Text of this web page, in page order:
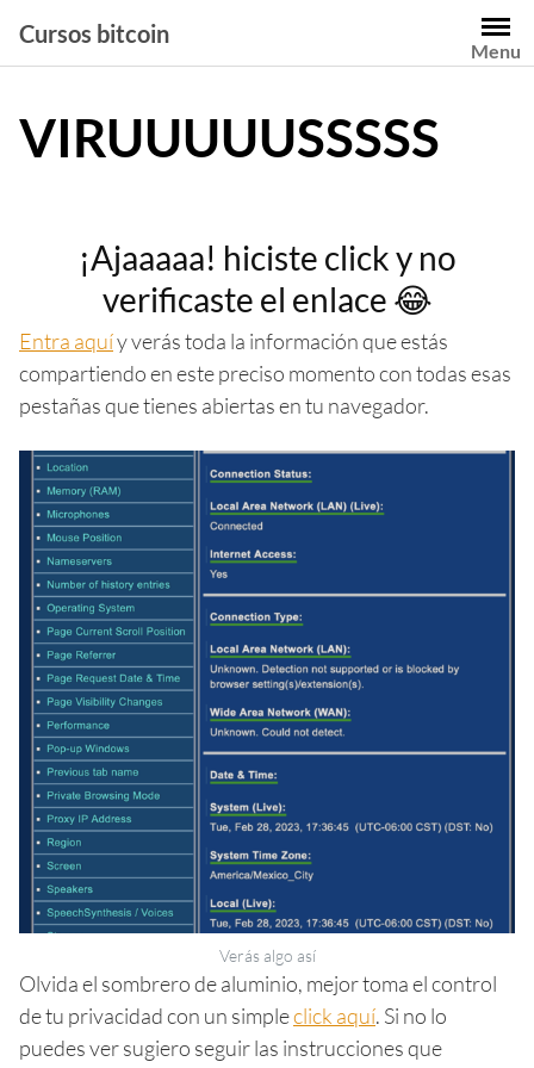
contenido
Cursos bitcoin
Menu
VIRUUUUUSSSSS
¡Ajaaaaa! hiciste click y no
verificaste el enlace 😂
Entra aquíy verás toda la información que estás
compartiendo en este preciso momento con todas esas
pestañas que tienes abiertas en tu navegador.
Verás algo así
Olvida el sombrero de aluminio, mejor toma el control
de tu privacidad con un simpleclick aquí. Si no lo
puedes ver sugiero seguir las instrucciones que